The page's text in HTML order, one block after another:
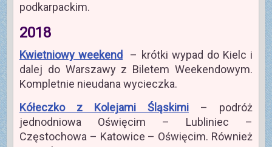
podkarpackim.
2018
Kwietniowy weekend – krótki wypad do Kielc i
dalej do Warszawy z Biletem Weekendowym.
Kompletnie nieudana wycieczka.
Kółeczko z Kolejami Śląskimi
– podróż
jednodniowa Oświęcim – Lubliniec –
Częstochowa – Katowice – Oświęcim. Również